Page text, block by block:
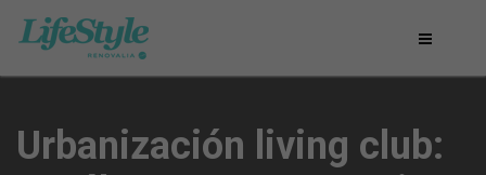
Urbanización living club: